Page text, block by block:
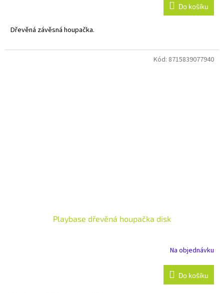
Do košíku
Dřevěná závěsná houpačka.
Playbase dřevěná houpačka disk
Na objednávku
Do košíku
Kód: 8715839077940